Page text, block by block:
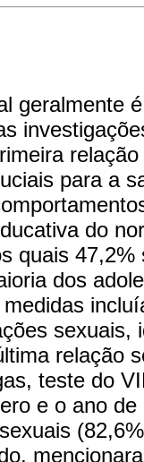
geralmente
para a
do
quais
dos
sexuais,
relação
teste do
e o ano